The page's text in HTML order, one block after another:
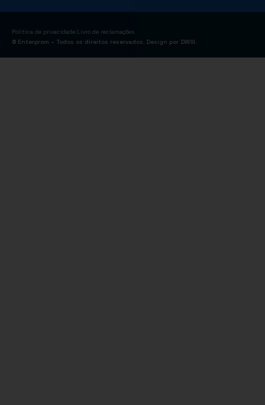
Política de privacidade Livro de reclamações
© Enterprom – Todos os direitos reservados. Design por DWSI.